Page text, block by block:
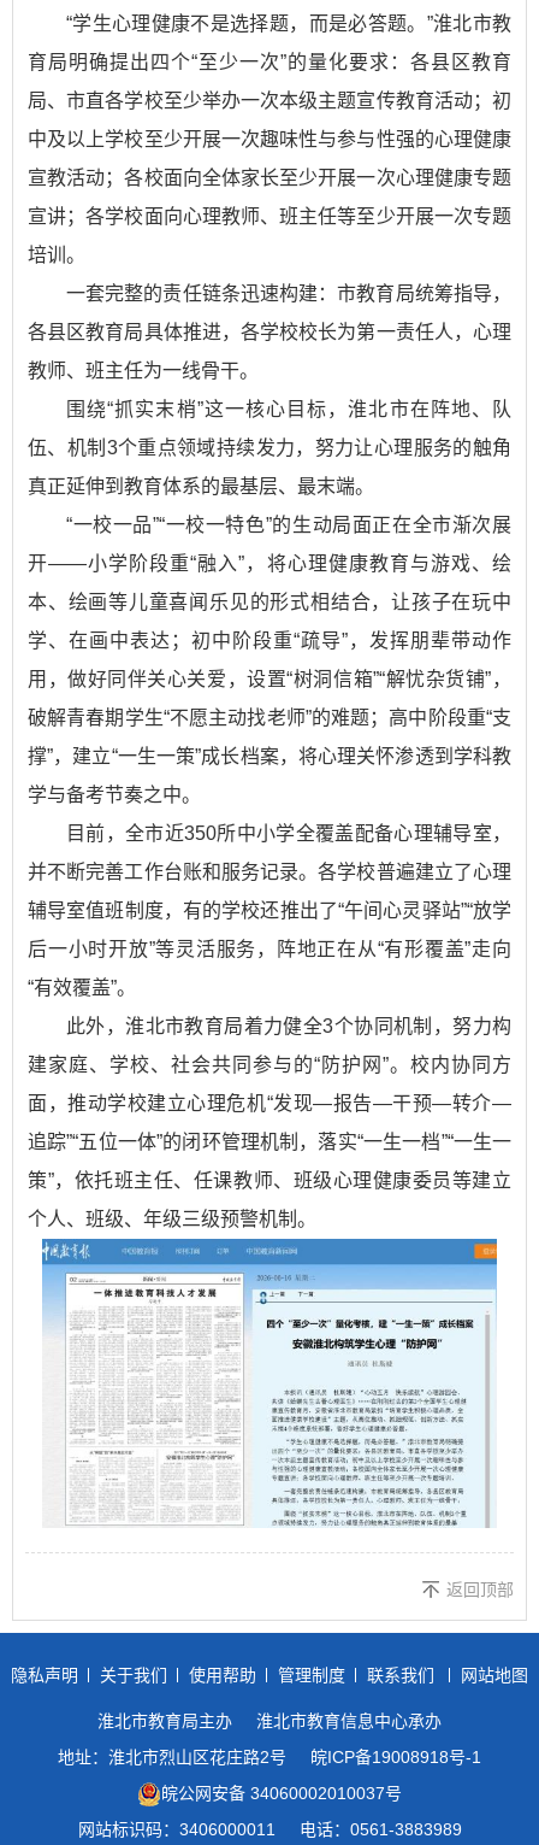
“学生心理健康不是选择题，而是必答题。”淮北市教
育局明确提出四个“至少一次”的量化要求：各县区教育
局、市直各学校至少举办一次本级主题宣传教育活动；初
中及以上学校至少开展一次趣味性与参与性强的心理健康
宣教活动；各校面向全体家长至少开展一次心理健康专题
宣讲；各学校面向心理教师、班主任等至少开展一次专题
培训。
一套完整的责任链条迅速构建：市教育局统筹指导，
各县区教育局具体推进，各学校校长为第一责任人，心理
教师、班主任为一线骨干。
围绕“抓实末梢”这一核心目标，淮北市在阵地、队
伍、机制3个重点领域持续发力，努力让心理服务的触角
真正延伸到教育体系的最基层、最末端。
“一校一品”“一校一特色”的生动局面正在全市渐次展
开——小学阶段重“融入”，将心理健康教育与游戏、绘
本、绘画等儿童喜闻乐见的形式相结合，让孩子在玩中
学、在画中表达；初中阶段重“疏导”，发挥朋辈带动作
用，做好同伴关心关爱，设置“树洞信箱”“解忧杂货铺”，
破解青春期学生“不愿主动找老师”的难题；高中阶段重“支
撑”，建立“一生一策”成长档案，将心理关怀渗透到学科教
学与备考节奏之中。
目前，全市近350所中小学全覆盖配备心理辅导室，
并不断完善工作台账和服务记录。各学校普遍建立了心理
辅导室值班制度，有的学校还推出了“午间心灵驿站”“放学
后一小时开放”等灵活服务，阵地正在从“有形覆盖”走向
“有效覆盖”。
此外，淮北市教育局着力健全3个协同机制，努力构
建家庭、学校、社会共同参与的“防护网”。校内协同方
面，推动学校建立心理危机“发现—报告—干预—转介—
追踪”“五位一体”的闭环管理机制，落实“一生一档”“一生一
策”，依托班主任、任课教师、班级心理健康委员等建立
个人、班级、年级三级预警机制。
返回顶部
隐私声明 关于我们 使用帮助 管理制度 联系我们 网站地图
淮北市教育局主办
淮北市教育信息中心承办
地址：淮北市烈山区花庄路2号
皖ICP备19008918号-1
皖公网安备 34060002010037号
网站标识码：3406000011
电话：0561-3883989